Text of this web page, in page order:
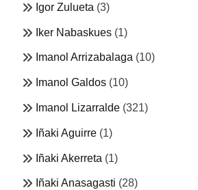
Igor Zulueta (3)
Iker Nabaskues (1)
Imanol Arrizabalaga (10)
Imanol Galdos (10)
Imanol Lizarralde (321)
Iñaki Aguirre (1)
Iñaki Akerreta (1)
Iñaki Anasagasti (28)